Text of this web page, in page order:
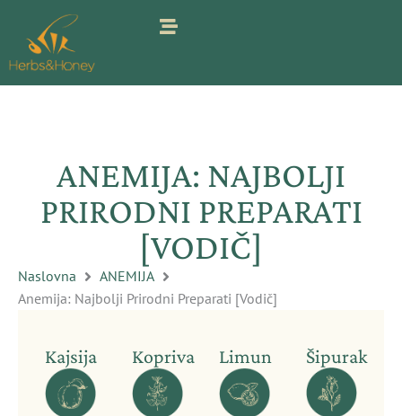
sadržaj
ANEMIJA: NAJBOLJI
PRIRODNI PREPARATI
[VODIČ]
Naslovna
ANEMIJA
Anemija: Najbolji Prirodni Preparati [Vodič]
Kajsija Kopriva Limun Šipurak